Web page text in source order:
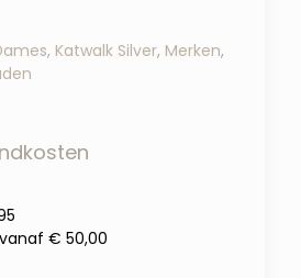
, Katwalk Silver, Merken,
€ 50,00